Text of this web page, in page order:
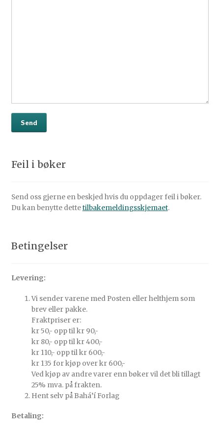
Feil i bøker
Send oss gjerne en beskjed hvis du oppdager feil i bøker.
Du kan benytte dettetilbakemeldingsskjemaet.
Betingelser
Levering:
Vi sender varene med Posten eller helthjem som
brev eller pakke.
Fraktpriser er:
kr 50,- opp til kr 90,-
kr 80,- opp til kr 400,-
kr 110,- opp til kr 600,-
kr 135 for kjøp over kr 600,-
Ved kjøp av andre varer enn bøker vil det bli tillagt
25% mva. på frakten.
Hent selv på Bahá’í Forlag
Betaling: